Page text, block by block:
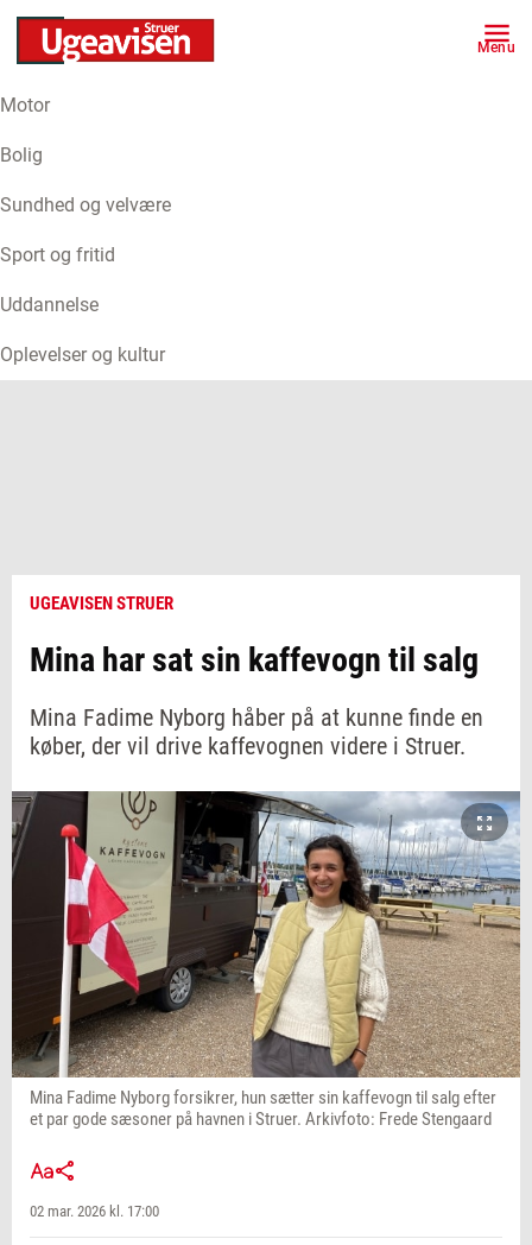
Menu
Motor
Bolig
Sundhed og velvære
Sport og fritid
Uddannelse
Oplevelser og kultur
UGEAVISEN STRUER
Mina har sat sin kaffevogn til salg
Mina Fadime Nyborg håber på at kunne finde en
køber, der vil drive kaffevognen videre i Struer.
Mina Fadime Nyborg forsikrer, hun sætter sin kaffevogn til salg efter
et par gode sæsoner på havnen i Struer. Arkivfoto: Frede Stengaard
02 mar. 2026 kl. 17:00